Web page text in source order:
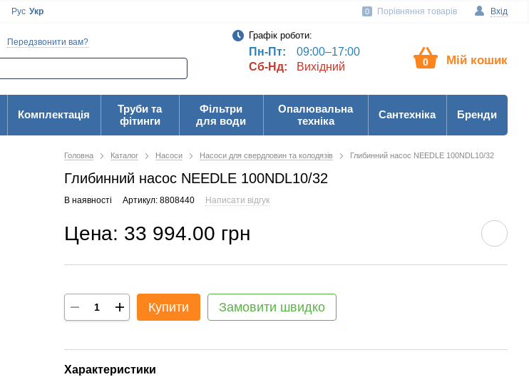
Угода користувача Вхід
0 Порівняння товарів
Рус Укр
Передзвонити вам?
Графік роботи:
Пн-Пт:
09:00–17:00
Сб-Нд:
Вихідний 0 Мій кошик
Комплектація
Труби та
фітинги
Фільтри
для води
Опалювальна
техніка
Сантехніка Бренди
Головна Каталог Насоси Насоси для свердловин та колодязів Глибинний насос NEEDLE 100NDL10/32
Глибинний насос NEEDLE 100NDL10/32
В наявності Артикул: 8808440 Написати відгук
Цена: 33 994.00 грн
Купити Замовити швидко
Характеристики